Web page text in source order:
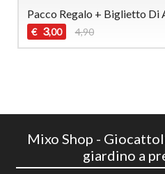
Pacco Regalo + Biglietto Di
€ 3,00 4,90
Mixo Shop -
giardino a